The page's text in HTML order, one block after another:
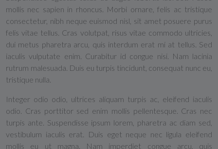
mollis nec sapien in rhoncus. Morbi ornare, felis ac tristique
consectetur, nibh neque euismod nisl, sit amet posuere purus
felis vitae tellus. Cras volutpat, risus vitae commodo ultricies,
dui metus pharetra arcu, quis interdum erat mi at tellus. Sed
iaculis vulputate enim. Curabitur id congue nisi. Nam lacinia
rutrum malesuada. Duis eu turpis tincidunt, consequat nunc eu,
tristique nulla.
Integer odio odio, ultrices aliquam turpis ac, eleifend iaculis
odio. Cras porttitor sed enim mollis pellentesque. Cras nec
turpis ante. Suspendisse ipsum lorem, pharetra ac diam sed,
vestibulum iaculis erat. Duis eget neque nec ligula eleifend
mollis eu ut magna. Nam imperdiet congue arcu, quis